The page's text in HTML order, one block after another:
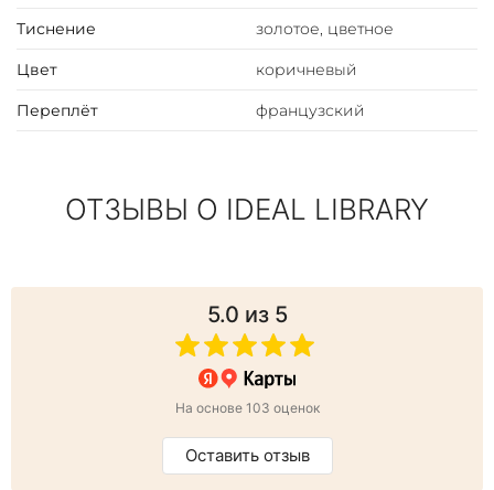
путь в профессиональную литературу.
Тиснение золотое, цветное
Цвет коричневый
Переплёт французский
ОТЗЫВЫ О IDEAL LIBRARY
5.0 из 5
На основе 103 оценок
Оставить отзыв